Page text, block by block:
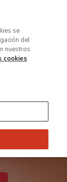
se
del
nuestros
cookies